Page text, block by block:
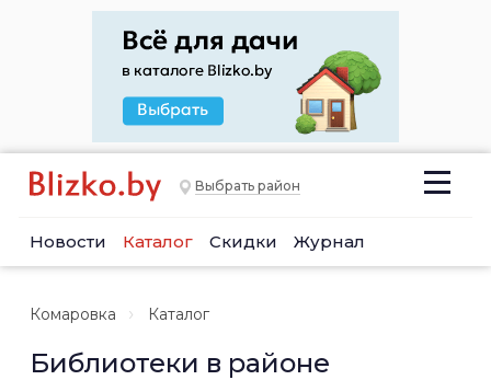
Выбрать район
Новости Каталог Скидки Журнал
Комаровка Каталог
Библиотеки в районе